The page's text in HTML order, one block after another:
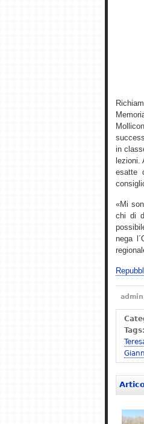
in
lezioni.
esatte
«Mi
chi di
nega
admin
Tags: